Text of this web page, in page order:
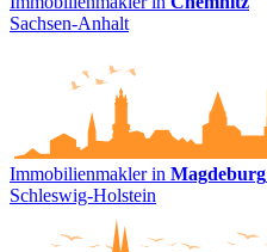
Sachsen-Anhalt
Immobilienmakler in Magdeburg
Schleswig-Holstein